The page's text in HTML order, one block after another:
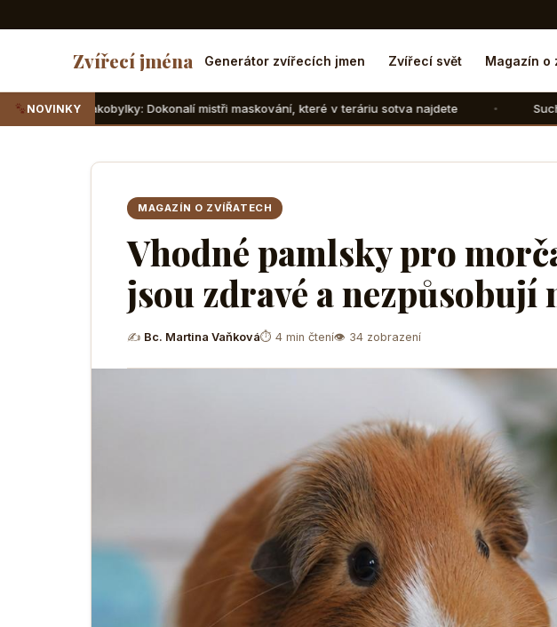
Zvířecí jména Generátor zvířecích jmen Zvířecí svět Magazín o
NOVINKY
Dokonalí mistři maskování, které v teráriu sotva najdete Suchozemské želvy:
MAGAZÍN O ZVÍŘATECH
Vhodné pamlsky pro
jsou zdravé a nezpůsobují
✍ Bc. Martina Vaňková⏱ 4 min čtení👁 34 zobrazení